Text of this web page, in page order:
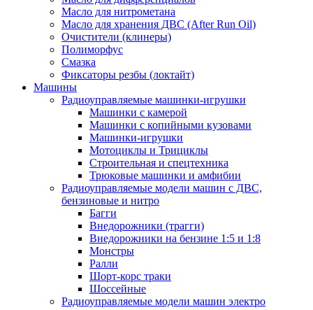
Масло для нитрометана
Масло для хранения ДВС (After Run Oil)
Очистители (клинеры)
Полиморфус
Смазка
Фиксаторы резбы (локтайт)
Машины
Радиоуправляемые машинки-игрушки
Машинки с камерой
Машинки с копийными кузовами
Машинки-игрушки
Мотоциклы и Трициклы
Строительная и спецтехника
Трюковые машинки и амфибии
Радиоуправляемые модели машин с ДВС,
бензиновые и нитро
Багги
Внедорожники (трагги)
Внедорожники на бензине 1:5 и 1:8
Монстры
Ралли
Шорт-корс траки
Шоссейные
Радиоуправляемые модели машин электро